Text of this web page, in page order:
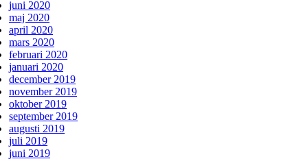
juni 2020
maj 2020
april 2020
mars 2020
februari 2020
januari 2020
december 2019
november 2019
oktober 2019
september 2019
augusti 2019
juli 2019
juni 2019